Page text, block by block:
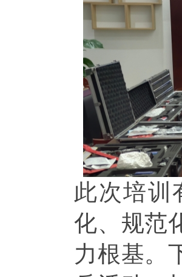
此次培训
化、规范
力根基。